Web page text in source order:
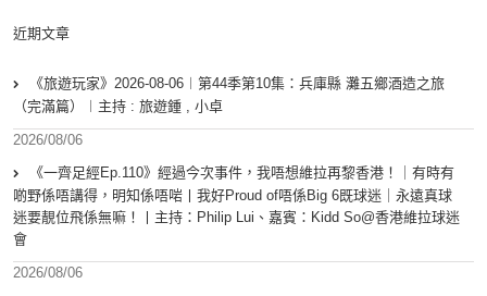
近期文章
《旅遊玩家》2026-08-06︱第44季第10集：兵庫縣 灘五鄉酒造之旅
（完滿篇）︱主持 : 旅遊鍾 , 小卓
2026/08/06
《一齊足經Ep.110》經過今次事件，我唔想維拉再黎香港！｜有時有
啲野係唔講得，明知係唔啱丨我好Proud of唔係Big 6既球迷｜永遠真球
迷要靚位飛係無嘛！丨主持：Philip Lui、嘉賓：Kidd So@香港維拉球迷
會
2026/08/06